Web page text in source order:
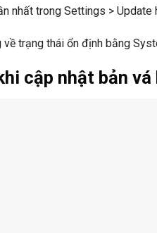
nhất trong Settings >
về trạng thái ổn định bằng
cập nhật bản